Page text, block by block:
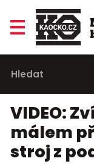
VIDEO:
málem
stroj z